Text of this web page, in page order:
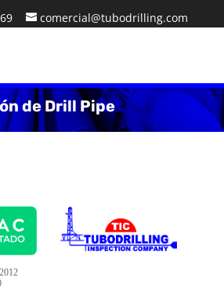
comercial@tubodrilling.com
de Drill Pipe